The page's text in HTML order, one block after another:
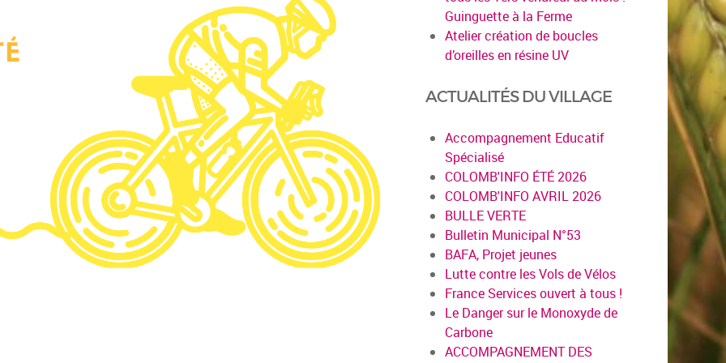
Guinguette à la Ferme
Atelier création de boucles
d’oreilles en résine UV
ACTUALITÉS DU VILLAGE
Accompagnement Educatif
Spécialisé
COLOMB'INFO ÉTÉ 2026
COLOMB'INFO AVRIL 2026
BULLE VERTE
Bulletin Municipal N°53
BAFA, Projet jeunes
Lutte contre les Vols de Vélos
France Services ouvert à tous !
Le Danger sur le Monoxyde de
Carbone
ACCOMPAGNEMENT DES